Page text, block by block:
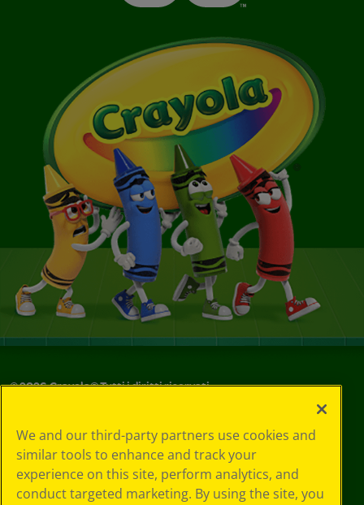
©2026Crayola® Tutti i diritti riservati.
in materia di
privacy
Informativa sulla
privacy
We and our third-party partners use cookies and
similar tools to enhance and track your
experience on this site, perform analytics, and
conduct targeted marketing. By using the site, you